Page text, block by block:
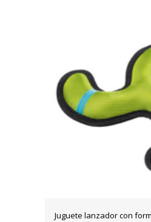
Juguete lanzador con